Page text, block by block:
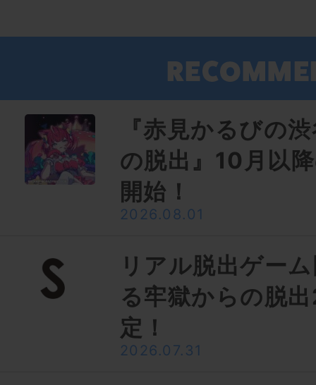
『赤見かるびの
の脱出』10月以
開始！
2026.08.01
リアル脱出ゲー
る牢獄からの脱
定！
2026.07.31